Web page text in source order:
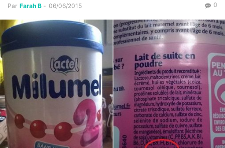
Par Farah B - 06/06/2015 0